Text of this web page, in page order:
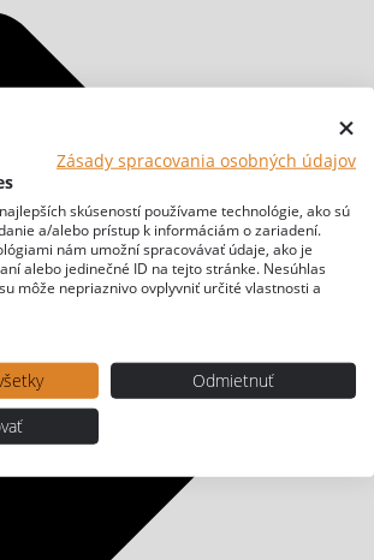
Zásady spracovania osobných údajov
skúseností používame technológie, ako sú
a/alebo prístup k informáciám o zariadení.
nám umožní spracovávať údaje, ako je
alebo jedinečné ID na tejto stránke. Nesúhlas
môže nepriaznivo ovplyvniť určité vlastnosti a
Odmietnuť